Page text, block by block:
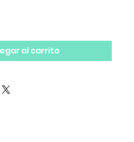
al carrito